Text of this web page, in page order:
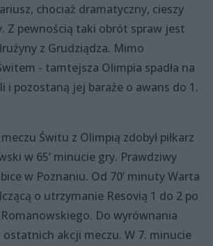
chociaż dramatyczny, cieszy
Z pewnością taki obrót spraw jest
z Grudziądza. Mimo
- tamtejsza Olimpia spadła na
i pozostaną jej baraże o awans do 1.
Świtu z Olimpią zdobył piłkarz
w 65’ minucie gry. Prawdziwy
w Poznaniu. Od 70’ minuty Warta
o utrzymanie Resovią 1 do 2 po
Do wyrównania
ostatnich akcji meczu. W 7. minucie